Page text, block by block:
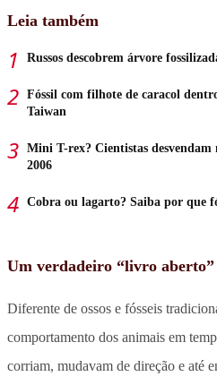
Leia também
Russos descobrem árvore
Fóssil com filhote de caracol
Taiwan
Mini T-rex? Cientistas
2006
Cobra ou lagarto? Saiba por que
Um verdadeiro “livro aberto”
Diferente de ossos e fósseis
comportamento dos animais em
corriam, mudavam de direção e até